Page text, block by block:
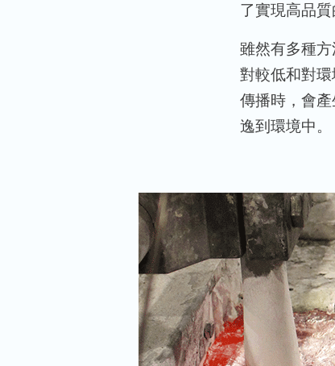
了實現高品
雖然有多種
對較低和對
傳播時，會
逸到環境中。